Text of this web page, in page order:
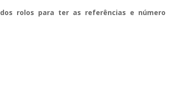
dos rolos para ter as referências e número